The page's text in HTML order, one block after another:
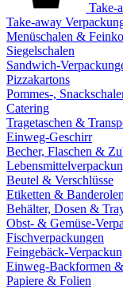
Take-
Take-away
Menüschalen &
Siegelschalen
Sandwich-
Pizzakartons
Pommes-,
Catering
Tragetaschen &
Einweg-Geschirr
Becher, Flaschen &
Beutel & Verschlüsse
Etiketten & Banderolen
Behälter, Dosen &
Obst- & Gemüse-
Fischverpackungen
Feingebäck-
Einweg-Backformen
Papiere & Folien